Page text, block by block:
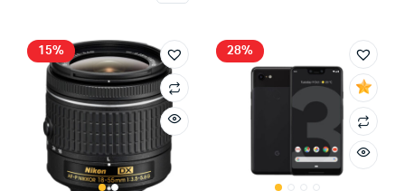
15% 28%